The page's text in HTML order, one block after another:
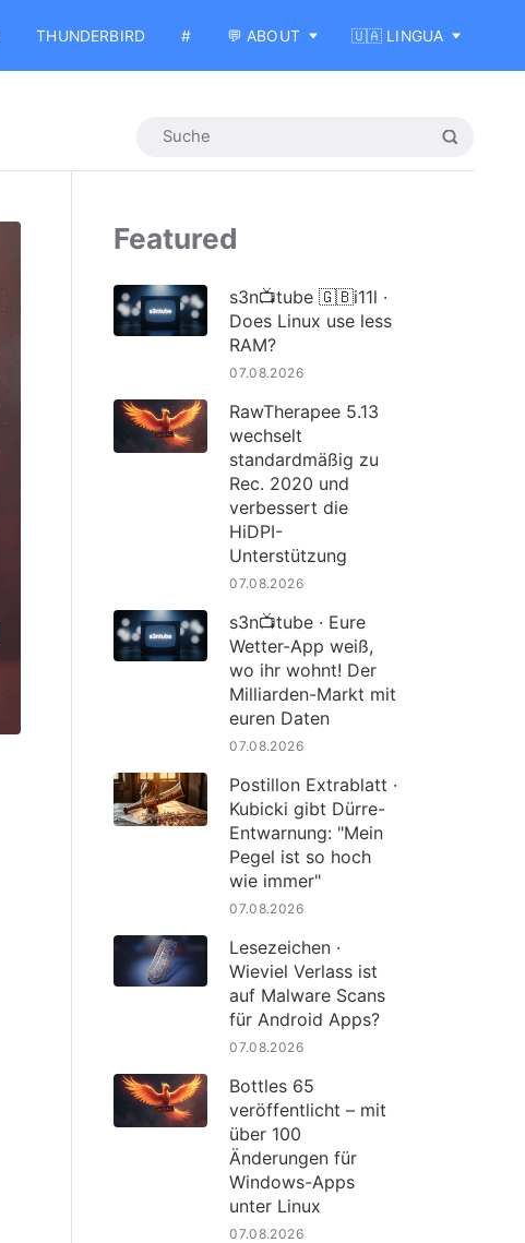
THUNDERBIRD # 💬 ABOUT 🇺🇦 LINGUA
Featured
s3n📺tube 🇬🇧i11l ·
Does Linux use less
RAM?
07.08.2026
RawTherapee 5.13
wechselt
standardmäßig zu
Rec. 2020 und
verbessert die
HiDPI-
Unterstützung
07.08.2026
s3n📺tube · Eure
Wetter-App weiß,
wo ihr wohnt! Der
Milliarden-Markt mit
euren Daten
07.08.2026
Postillon Extrablatt ·
Kubicki gibt Dürre-
Entwarnung: "Mein
Pegel ist so hoch
wie immer"
07.08.2026
Lesezeichen ·
Wieviel Verlass ist
auf Malware Scans
für Android Apps?
07.08.2026
Bottles 65
veröffentlicht – mit
über 100
Änderungen für
Windows-Apps
unter Linux
07.08.2026